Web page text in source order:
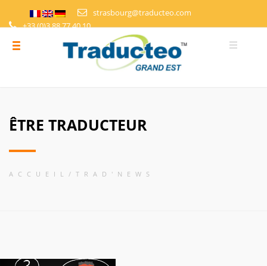
strasbourg@traducteo.com
+33 (0)3 88 77 40 10
DEMANDE DE DEVIS
ESPACE PERSONNEL
ÊTRE TRADUCTEUR
ACCUEIL TRAD'NEWS